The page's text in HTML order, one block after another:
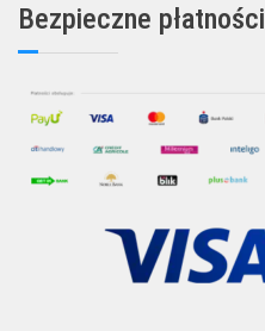
Bezpieczne płatności